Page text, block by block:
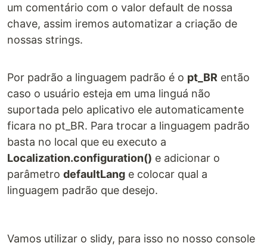
um comentário com o valor default de nossa
chave, assim iremos automatizar a criação de
nossas strings.
Por padrão a linguagem padrão é o pt_BR então
caso o usuário esteja em uma linguá não
suportada pelo aplicativo ele automaticamente
ficara no pt_BR. Para trocar a linguagem padrão
basta no local que eu executo a
Localization.configuration() e adicionar o
parâmetro defaultLang e colocar qual a
linguagem padrão que desejo.
Vamos utilizar o slidy, para isso no nosso console